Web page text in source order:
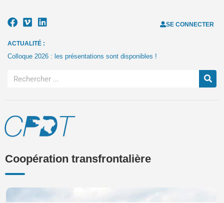
SE CONNECTER
ACTUALITÉ :
Colloque 2026 : les présentations sont disponibles !
Coopération transfrontalière